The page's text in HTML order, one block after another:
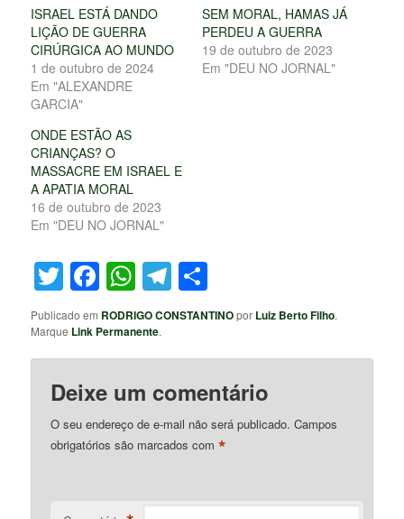
ISRAEL ESTÁ DANDO
LIÇÃO DE GUERRA
CIRÚRGICA AO MUNDO
1 de outubro de 2024
Em "ALEXANDRE
GARCIA"
SEM MORAL, HAMAS JÁ
PERDEU A GUERRA
19 de outubro de 2023
Em "DEU NO JORNAL"
ONDE ESTÃO AS
CRIANÇAS? O
MASSACRE EM ISRAEL E
A APATIA MORAL
16 de outubro de 2023
Em "DEU NO JORNAL"
Twitter
Facebook
WhatsApp
Telegram
Publicado em RODRIGO CONSTANTINOpor Luiz Berto Filho.
Marque Link Permanente.
Deixe um comentário
O seu endereço de e-mail não será publicado. Campos
obrigatórios são marcados com*